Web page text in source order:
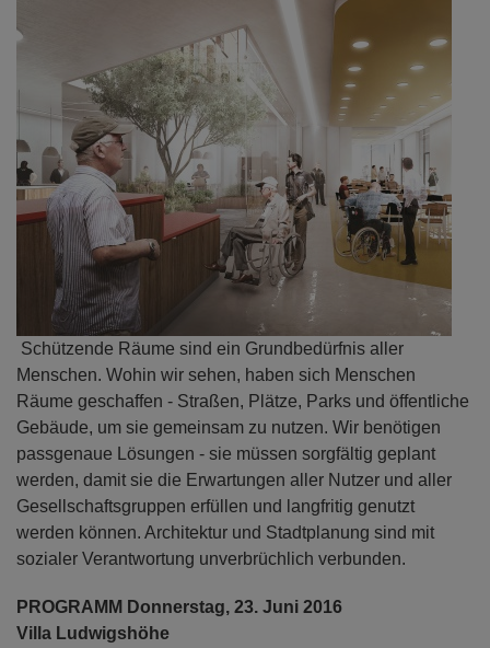
Schützende Räume sind ein Grundbedürfnis aller
Menschen. Wohin wir sehen, haben sich Menschen
Räume geschaffen - Straßen, Plätze, Parks und öffentliche
Gebäude, um sie gemeinsam zu nutzen. Wir benötigen
passgenaue Lösungen - sie müssen sorgfältig geplant
werden, damit sie die Erwartungen aller Nutzer und aller
Gesellschaftsgruppen erfüllen und langfritig genutzt
werden können. Architektur und Stadtplanung sind mit
sozialer Verantwortung unverbrüchlich verbunden.
PROGRAMM Donnerstag, 23. Juni 2016
Villa Ludwigshöhe